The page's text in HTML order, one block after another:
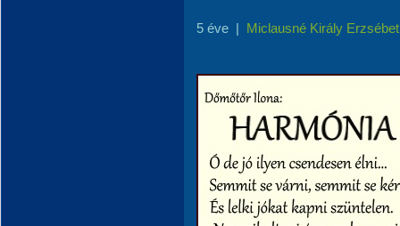
5 éve | Miclausné Király Erzsébet